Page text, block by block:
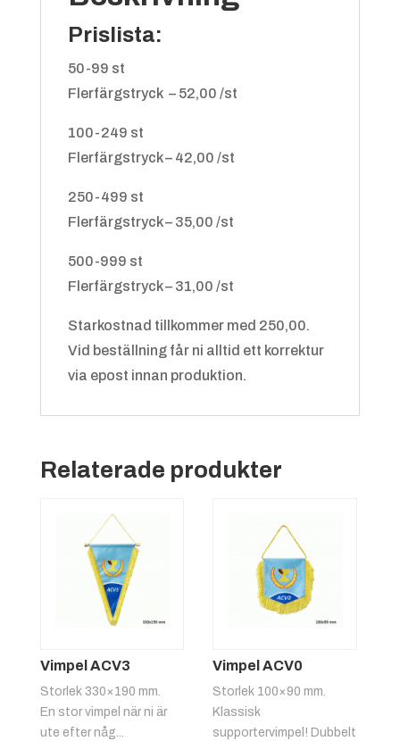
Prislista:
50-99 st
Flerfärgstryck – 52,00 /st
100-249 st
Flerfärgstryck – 42,00 /st
250-499 st
Flerfärgstryck – 35,00 /st
500-999 st
Flerfärgstryck – 31,00 /st
Starkostnad tillkommer med 250,00.
Vid beställning får ni alltid ett korrektur
via epost innan produktion.
Relaterade produkter
Vimpel ACV3
Storlek 330×190 mm.
En stor vimpel när ni är
ute efter någ...
Vimpel ACV0
Storlek 100×90 mm.
Klassisk
supportervimpel! Dubbelt